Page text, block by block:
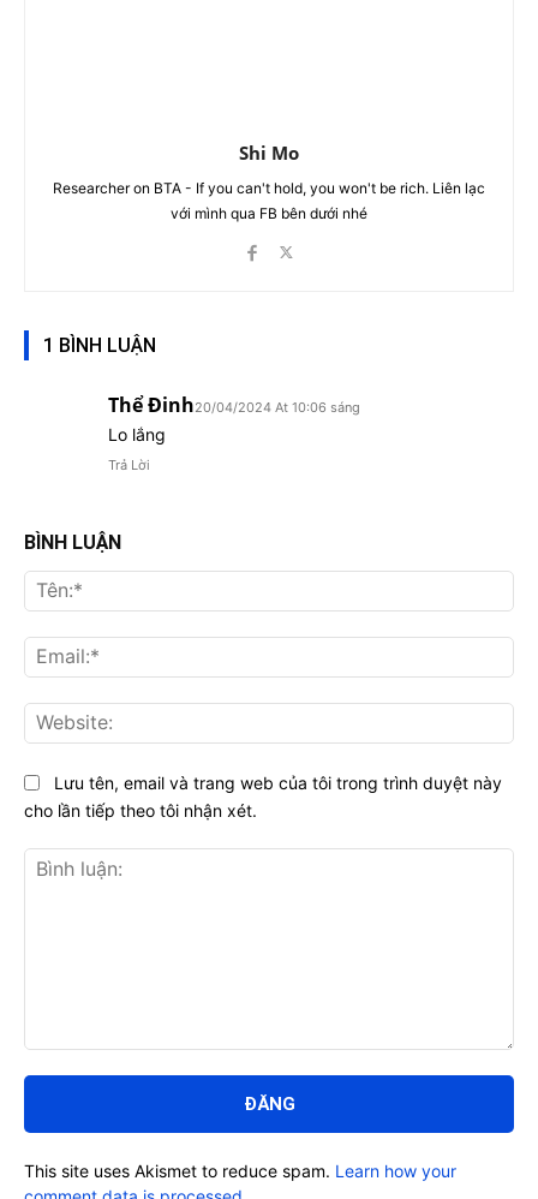
Shi Mo
Researcher on BTA - If you can't hold, you won't be rich. Liên lạc
với mình qua FB bên dưới nhé
1 BÌNH LUẬN
Thể Đinh20/04/2024 At 10:06 sáng
Lo lắng
Trả Lời
BÌNH LUẬN
luận:
Lưu tên, email và trang web của tôi trong trình duyệt này
cho lần tiếp theo tôi nhận xét.
This site uses Akismet to reduce spam. Learn how your